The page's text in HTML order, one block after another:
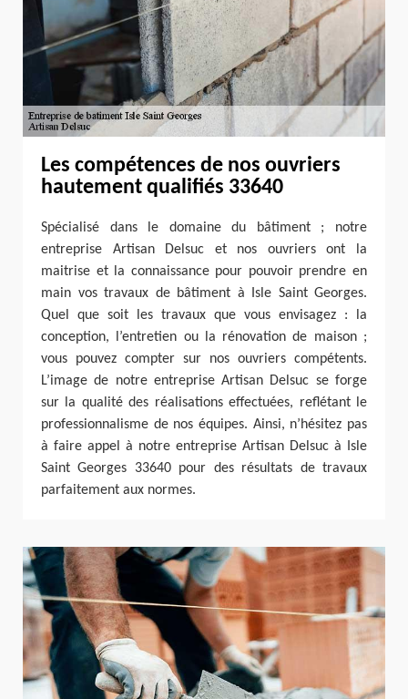
Les compétences de nos ouvriers
hautement qualifiés 33640
Spécialisé dans le domaine du bâtiment ; notre
entreprise Artisan Delsuc et nos ouvriers ont la
maitrise et la connaissance pour pouvoir prendre en
main vos travaux de bâtiment à Isle Saint Georges.
Quel que soit les travaux que vous envisagez : la
conception, l’entretien ou la rénovation de maison ;
vous pouvez compter sur nos ouvriers compétents.
L’image de notre entreprise Artisan Delsuc se forge
sur la qualité des réalisations effectuées, reflétant le
professionnalisme de nos équipes. Ainsi, n’hésitez pas
à faire appel à notre entreprise Artisan Delsuc à Isle
Saint Georges 33640 pour des résultats de travaux
parfaitement aux normes.